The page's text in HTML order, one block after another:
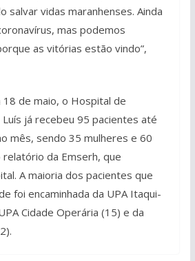
salvar vidas maranhenses. Ainda
mas podemos
as vitórias estão vindo”,
18 de maio, o Hospital de
Luís já recebeu 95 pacientes até
mês, sendo 35 mulheres e 60
da Emserh, que
A maioria dos pacientes que
foi encaminhada da UPA Itaqui-
Cidade Operária (15) e da